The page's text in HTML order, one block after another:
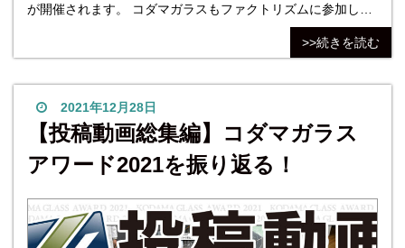
が開催されます。 コダマガラスもファクトリズムに参加し、
みなさまにご参加いただけるイベントを企画しました。 2024
年10月25日（金）は、工場見学・ガラス割り体験・展示。
示・ワークショップを開催いたします。 工場見学・ワークシ
ョップに関しては予約が必要なので、気になる
>>続きを読む
2021年12月28日
【投稿動画総集編】コダマガラス
アワード2021を振り返る！